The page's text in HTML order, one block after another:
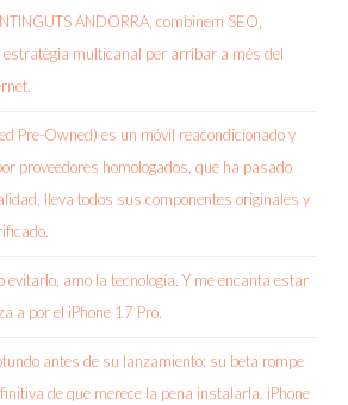
ANDORRA, combinem SEO,
multicanal per arribar a més del
Pre-Owned) es un móvil reacondicionado y
proveedores homologados, que ha pasado
lleva todos sus componentes originales y
evitarlo, amo la tecnología. Y me encanta estar
a por el iPhone 17 Pro.
antes de su lanzamiento: su beta rompe
de que merece la pena instalarla. iPhone